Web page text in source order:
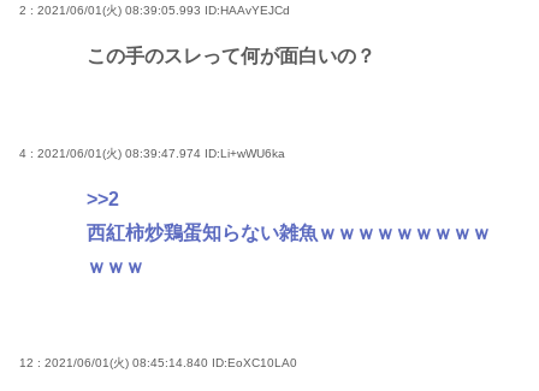
2 : 2021/06/01(火) 08:39:05.993 ID:HAAvYEJCd
この手のスレって何が面白いの？
4 : 2021/06/01(火) 08:39:47.974 ID:Li+wWU6ka
>>2
西紅柿炒鶏蛋知らない雑魚ｗｗｗｗｗｗｗｗｗ
ｗｗｗ
12 : 2021/06/01(火) 08:45:14.840 ID:EoXC10LA0